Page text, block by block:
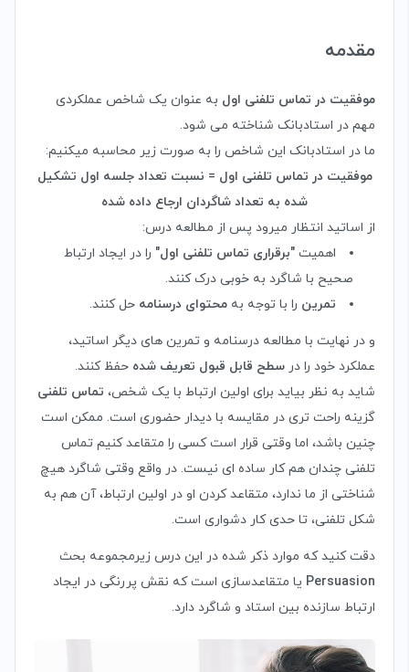
مقدمه
موفقیت در تماس تلفنی اول به عنوان یک شاخص عملکردی
مهم در استادبانک شناخته می شود.
ما در استادبانک این شاخص را به صورت زیر محاسبه میکنیم:
موفقیت در تماس تلفنی اول = نسبت تعداد جلسه اول تشکیل
شده به تعداد شاگردان ارجاع داده شده
از اساتید انتظار میرود پس از مطالعه درس:
اهمیت "برقراری تماس تلفنی اول" را در ایجاد ارتباط
صحیح با شاگرد به خوبی درک کنند.
تمرین را با توجه به محتوای درسنامه حل کنند.
و در نهایت با مطالعه درسنامه و تمرین های دیگر اساتید،
عملکرد خود را در سطح قابل قبول تعریف شده حفظ کنند.
شاید به نظر بیاید برای اولین ارتباط با یک شخص، تماس تلفنی
گزینه راحت تری در مقایسه با دیدار حضوری است. ممکن است
چنین باشد، اما وقتی قرار است کسی را متقاعد کنیم تماس
تلفنی چندان هم کار ساده ای نیست. در واقع وقتی شاگرد هیچ
شناختی از ما ندارد، متقاعد کردن او در اولین ارتباط، آن هم به
شکل تلفنی، تا حدی کار دشواری است.
دقت کنید که موارد ذکر شده در این درس زیرمجموعه بحث
Persuasion یا متقاعدسازی است که نقش پررنگی در ایجاد
ارتباط سازنده بین استاد و شاگرد دارد.